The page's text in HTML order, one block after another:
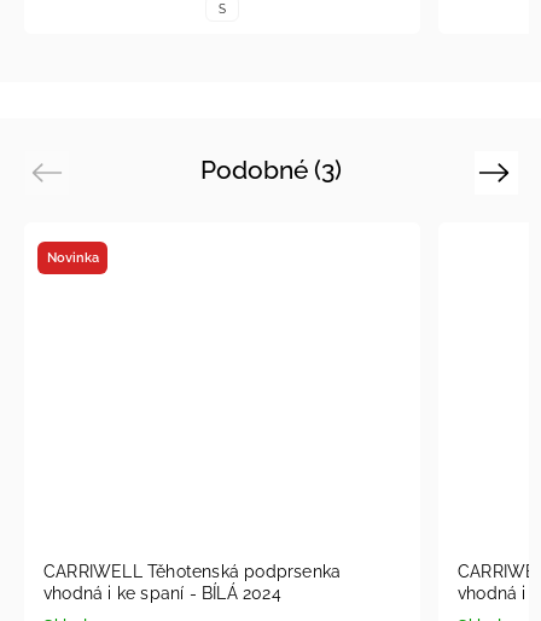
S
Podobné (3)
Previous
Novinka
CARRIWELL Těhotenská podprsenka
vhodná i ke spaní - BÍLÁ 2024
Next